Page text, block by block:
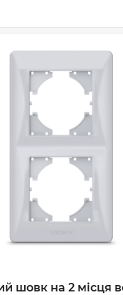
шовк на 2 місця